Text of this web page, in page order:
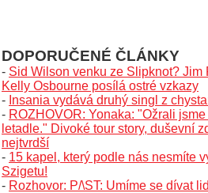
DOPORUČENÉ ČLÁNKY
- Sid Wilson venku ze Slipknot? Jim
Kelly Osbourne posílá ostré vzkazy
- Insania vydává druhý singl z
- ROZHOVOR: Yonaka: "Ožrali
letadle." Divoké tour story, duševní
nejtvrdší
- 15 kapel, který podle nás nesmíte
Szigetu!
- Rozhovor: P/\ST: Umíme se dívat